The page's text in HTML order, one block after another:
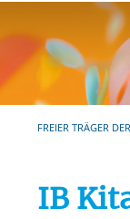
FREIER TRÄGER
IB